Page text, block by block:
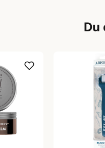
Du